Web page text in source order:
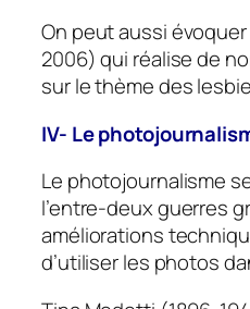
On peut aussi
2006) qui réalise de
sur le thème des
IV- Le
Le photojournalisme
l’entre-deux guerres
améliorations
d’utiliser les photos